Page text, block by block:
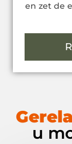
en zet de
u